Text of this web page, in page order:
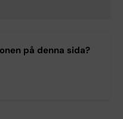
på denna sida?